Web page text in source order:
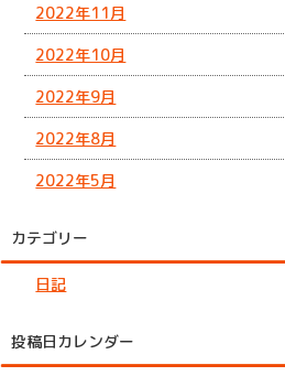
2022年11月
2022年10月
2022年9月
2022年8月
2022年5月
カテゴリー
日記
投稿日カレンダー